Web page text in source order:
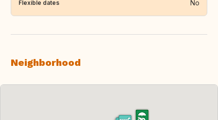
Flexible dates No
Neighborhood